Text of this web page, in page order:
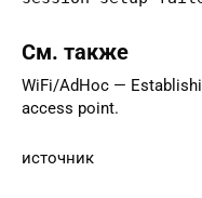
См. также
WiFi/AdHoc —
access point.
источник